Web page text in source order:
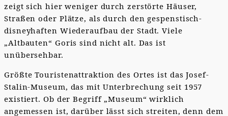
zeigt sich hier weniger durch zerstörte Häuser,
Straßen oder Plätze, als durch den gespenstisch-
disneyhaften Wiederaufbau der Stadt. Viele
„Altbauten“ Goris sind nicht alt. Das ist
unübersehbar.
Größte Touristenattraktion des Ortes ist das Josef-
Stalin-Museum, das mit Unterbrechung seit 1957
existiert. Ob der Begriff „Museum“ wirklich
angemessen ist, darüber lässt sich streiten, denn dem